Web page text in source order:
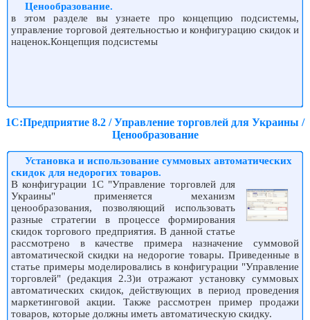
Ценообразование.
в этом разделе вы узнаете про концепцию подсистемы,
управление торговой деятельностью и конфигурацию скидок и
наценок.Концепция подсистемы
1С:Предприятие 8.2 / Управление торговлей для Украины /
Ценообразование
Установка и использование суммовых автоматических
скидок для недорогих товаров.
В конфигурации 1С "Управление торговлей для
Украины" применяется механизм
ценообразования, позволяющий использовать
разные стратегии в процессе формирования
скидок торгового предприятия. В данной статье
рассмотрено в качестве примера назначение суммовой
автоматической скидки на недорогие товары. Приведенные в
статье примеры моделировались в конфигурации "Управление
торговлей" (редакция 2.3)и отражают установку суммовых
автоматических скидок, действующих в период проведения
маркетинговой акции. Также рассмотрен пример продажи
товаров, которые должны иметь автоматическую скидку.